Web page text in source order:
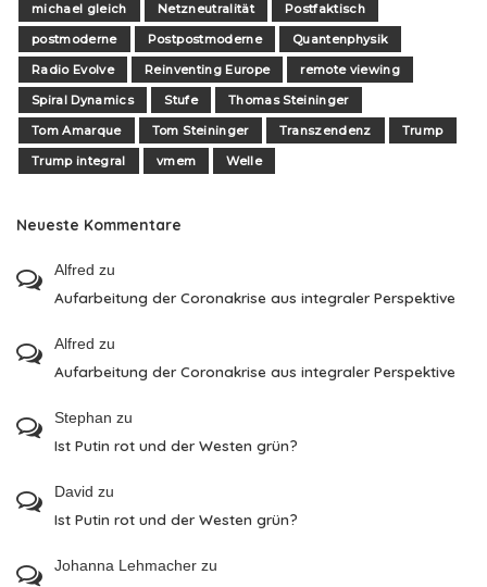
michael gleich
Netzneutralität
Postfaktisch
postmoderne
Postpostmoderne
Quantenphysik
Radio Evolve
Reinventing Europe
remote viewing
Spiral Dynamics
Stufe
Thomas Steininger
Tom Amarque
Tom Steininger Transzendenz
Trump
Trump integral
vmem Welle
Neueste Kommentare
Alfred zu
Aufarbeitung der Coronakrise aus integraler Perspektive
Alfred zu
Aufarbeitung der Coronakrise aus integraler Perspektive
Stephan zu
Ist Putin rot und der Westen grün?
David zu
Ist Putin rot und der Westen grün?
Johanna Lehmacher zu